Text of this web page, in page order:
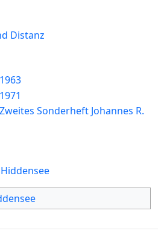
Distanz
Sonderheft Johannes R.